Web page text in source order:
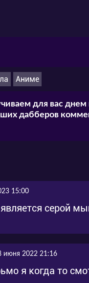
поделиться
Аниме
для вас
дабберов
15:00
серой
июня 2022 21:16
я когда то